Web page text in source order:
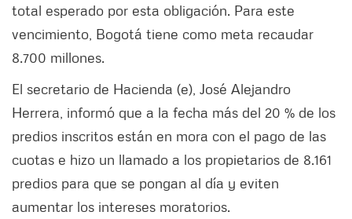
total esperado por esta obligación. Para este
vencimiento, Bogotá tiene como meta recaudar
8.700 millones.
El secretario de Hacienda (e), José Alejandro
Herrera, informó que a la fecha más del 20 % de los
predios inscritos están en mora con el pago de las
cuotas e hizo un llamado a los propietarios de 8.161
predios para que se pongan al día y eviten
aumentar los intereses moratorios.